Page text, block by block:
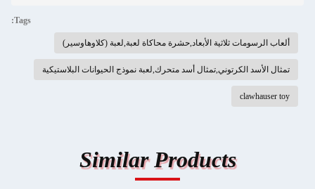
Tags:
ألعاب الرسومات ثلاثية الأبعاد,حشرة محاكاة لعبة,لعبة (كلاوهاوسير)
تمثال الأسد الكرتوني,تمثال أسد متحرك,لعبة نموذج الحيوانات البلاستيكية
clawhauser toy
Similar Products